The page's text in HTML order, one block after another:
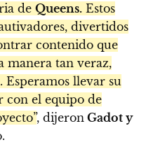
de Queens. Estos
divertidos
contenido que
manera tan veraz,
llevar su
con el equipo de
, dijeron Gadot y